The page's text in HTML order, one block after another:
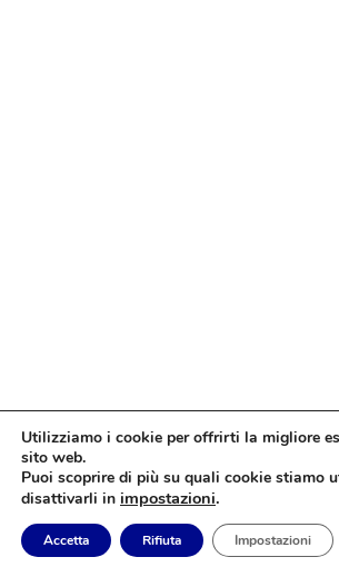
Utilizziamo i cookie per offrirti la migliore
sito web.
Puoi scoprire di più su quali cookie stiamo
disattivarli in impostazioni.
Accetta Rifiuta Impostazioni